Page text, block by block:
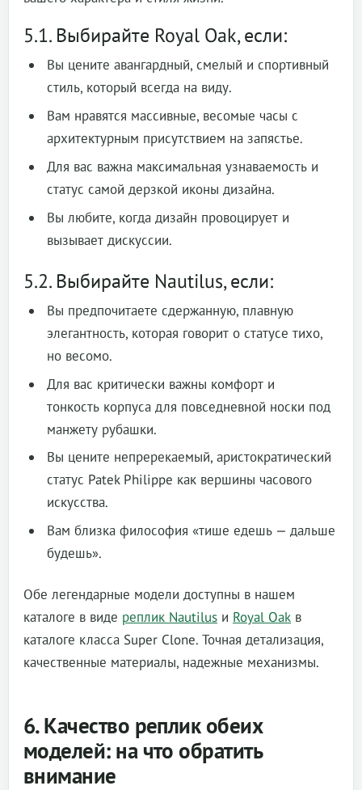
5.1. Выбирайте Royal Oak, если:
Вы цените авангардный, смелый и спортивный
стиль, который всегда на виду.
Вам нравятся массивные, весомые часы с
архитектурным присутствием на запястье.
Для вас важна максимальная узнаваемость и
статус самой дерзкой иконы дизайна.
Вы любите, когда дизайн провоцирует и
вызывает дискуссии.
5.2. Выбирайте Nautilus, если:
Вы предпочитаете сдержанную, плавную
элегантность, которая говорит о статусе тихо,
но весомо.
Для вас критически важны комфорт и
тонкость корпуса для повседневной носки под
манжету рубашки.
Вы цените непререкаемый, аристократический
статус Patek Philippe как вершины часового
искусства.
Вам близка философия «тише едешь — дальше
будешь».
Обе легендарные модели доступны в нашем
каталоге в виде реплик Nautilus и Royal Oak в
каталоге класса Super Clone. Точная детализация,
качественные материалы, надежные механизмы.
6. Качество реплик обеих
моделей: на что обратить
внимание